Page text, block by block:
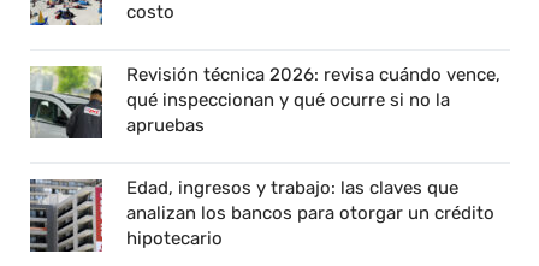
costo
Revisión técnica 2026: revisa cuándo vence,
qué inspeccionan y qué ocurre si no la
apruebas
Edad, ingresos y trabajo: las claves que
analizan los bancos para otorgar un crédito
hipotecario